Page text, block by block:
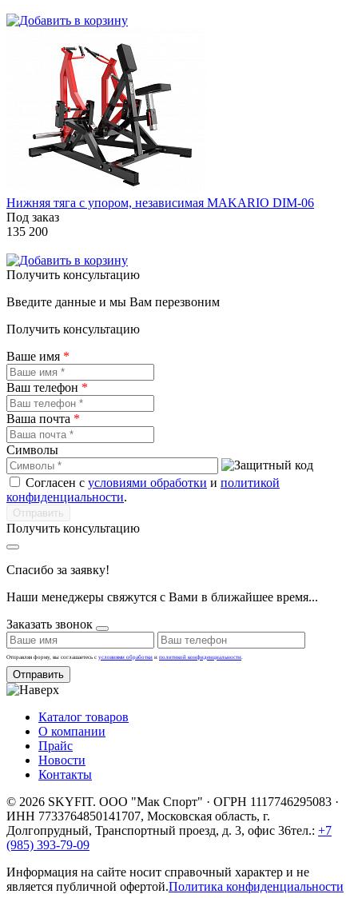
Нижняя тяга с упором, независимая MAKARIO DIM-06
Под заказ
135 200
Получить консультацию
Введите данные и мы Вам перезвоним
Получить консультацию
Ваше имя *
Ваш телефон *
Ваша почта *
Символы
Согласен с условиями обработки и политикой
конфиденциальности.
Получить консультацию
Спасибо за заявку!
Наши менеджеры свяжутся с Вами в ближайшее время...
Заказать звонок
Отправляя форму, вы соглашаетесь с условиями обработки и политикой конфиденциальности.
Отправить
Каталог товаров
О компании
Прайс
Новости
Контакты
© 2026 SKYFIT. ООО "Мак Спорт" · ОГРН 1117746295083 ·
ИНН 7733764850141707, Московская область, г.
Долгопрудный, Транспортный проезд, д. 3, офис 36тел.: +7
(985) 393-79-09
Информация на сайте носит справочный характер и не
является публичной офертой.Политика конфиденциальности